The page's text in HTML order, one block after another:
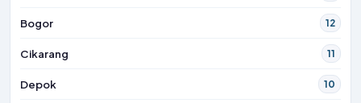
Bogor 12
Cikarang 11
Depok 10